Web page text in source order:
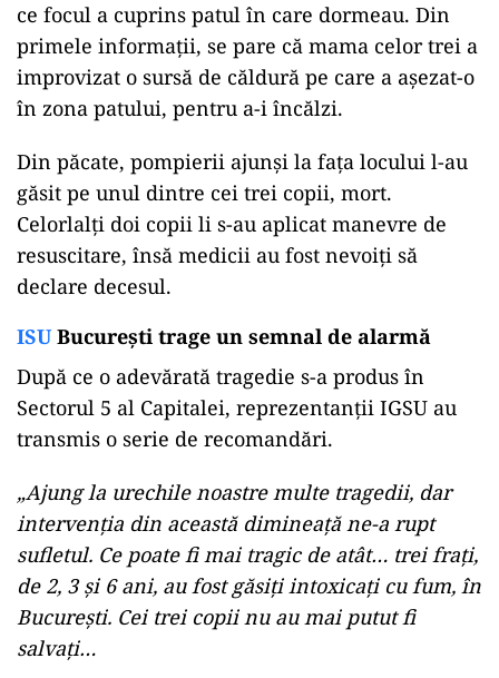
ce focul a cuprins patul în care dormeau. Din
primele informații, se pare că mama celor trei a
improvizat o sursă de căldură pe care a așezat-o
în zona patului, pentru a-i încălzi.
Din păcate, pompierii ajunși la fața locului l-au
găsit pe unul dintre cei trei copii, mort.
Celorlalți doi copii li s-au aplicat manevre de
resuscitare, însă medicii au fost nevoiți să
declare decesul.
ISUBucurești trage un semnal de alarmă
După ce o adevărată tragedie s-a produs în
Sectorul 5 al Capitalei, reprezentanții IGSU au
transmis o serie de recomandări.
„Ajung la urechile noastre multe tragedii, dar
intervenția din această dimineață ne-a rupt
sufletul. Ce poate fi mai tragic de atât… trei frați,
de 2, 3 și 6 ani, au fost găsiți intoxicați cu fum, în
București. Cei trei copii nu au mai putut fi
salvați…